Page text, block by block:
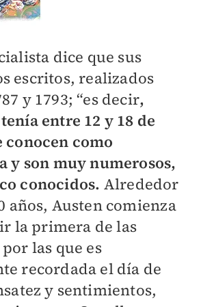
dice que sus
escritos, realizados
y 1793; “es decir,
entre 12 y 18 de
conocen como
y son muy numerosos,
conocidos. Alrededor
años, Austen comienza
la primera de las
las que es
recordada el día de
y sentimientos,